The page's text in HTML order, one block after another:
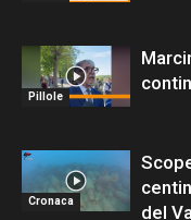
Pillole
Cronaca
del